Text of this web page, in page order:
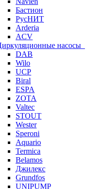
Бастион
РусНИТ
Arderia
ACV
насосы
DAB
Wilo
UCP
Biral
ESPA
ZOTA
Valtec
STOUT
Wester
Speroni
Aquario
Termica
Belamos
Джилекс
Grundfos
UNIPUMP